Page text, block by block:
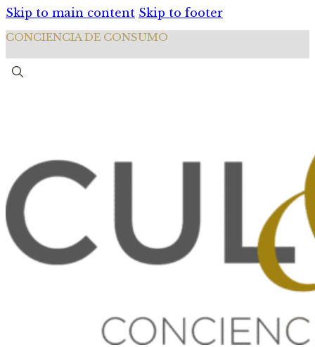
Skip to main content Skip to footer
CONCIENCIA DE CONSUMO